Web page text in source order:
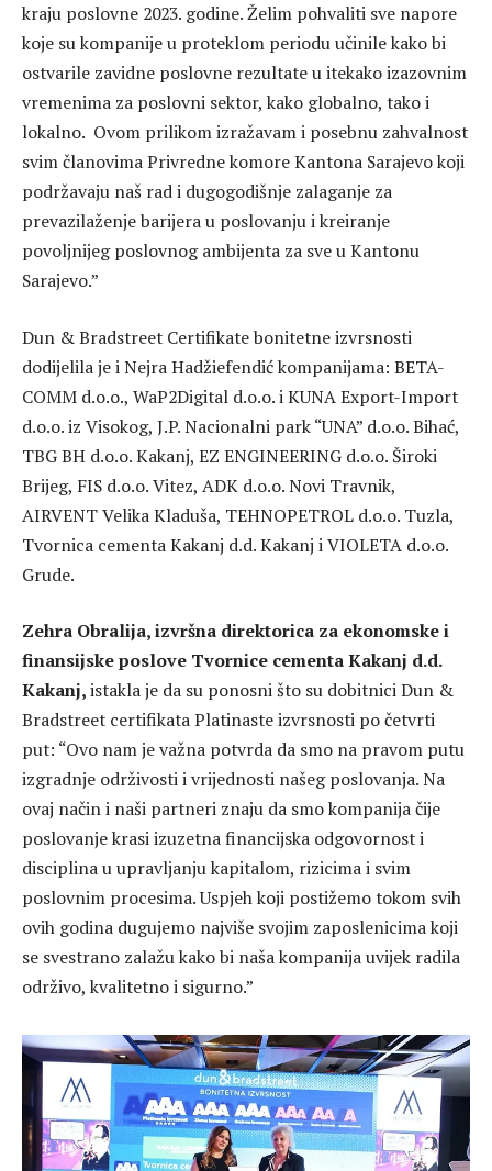
kraju poslovne 2023. godine. Želim pohvaliti sve napore
koje su kompanije u proteklom periodu učinile kako bi
ostvarile zavidne poslovne rezultate u itekako izazovnim
vremenima za poslovni sektor, kako globalno, tako i
lokalno. Ovom prilikom izražavam i posebnu zahvalnost
svim članovima Privredne komore Kantona Sarajevo koji
podržavaju naš rad i dugogodišnje zalaganje za
prevazilaženje barijera u poslovanju i kreiranje
povoljnijeg poslovnog ambijenta za sve u Kantonu
Sarajevo.”
Dun & Bradstreet Certifikate bonitetne izvrsnosti
dodijelila je i Nejra Hadžiefendić kompanijama: BETA-
COMM d.o.o., WaP2Digital d.o.o. i KUNA Export-Import
d.o.o. iz Visokog, J.P. Nacionalni park “UNA” d.o.o. Bihać,
TBG BH d.o.o. Kakanj, EZ ENGINEERING d.o.o. Široki
Brijeg, FIS d.o.o. Vitez, ADK d.o.o. Novi Travnik,
AIRVENT Velika Kladuša, TEHNOPETROL d.o.o. Tuzla,
Tvornica cementa Kakanj d.d. Kakanj i VIOLETA d.o.o.
Grude.
Zehra Obralija, izvršna direktorica za ekonomske i
finansijske poslove Tvornice cementa Kakanj d.d.
Kakanj,istakla je da su ponosni što su dobitnici Dun &
Bradstreet certifikata Platinaste izvrsnosti po četvrti
put: “Ovo nam je važna potvrda da smo na pravom putu
izgradnje održivosti i vrijednosti našeg poslovanja. Na
ovaj način i naši partneri znaju da smo kompanija čije
poslovanje krasi izuzetna financijska odgovornost i
disciplina u upravljanju kapitalom, rizicima i svim
poslovnim procesima. Uspjeh koji postižemo tokom svih
ovih godina dugujemo najviše svojim zaposlenicima koji
se svestrano zalažu kako bi naša kompanija uvijek radila
održivo, kvalitetno i sigurno.”